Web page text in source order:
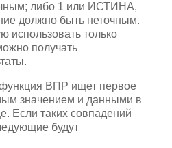
либо 1 или ИСТИНА,
должно быть неточным.
использовать только
получать
ВПР ищет первое
значением и данными в
Если таких совпадений
будут